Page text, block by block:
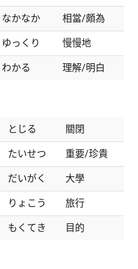
なかなか 相當/頗為
ゆっくり 慢慢地
わかる 理解/明白
とじる 關閉
たいせつ 重要/珍貴
だいがく 大學
りょこう 旅行
もくてき 目的